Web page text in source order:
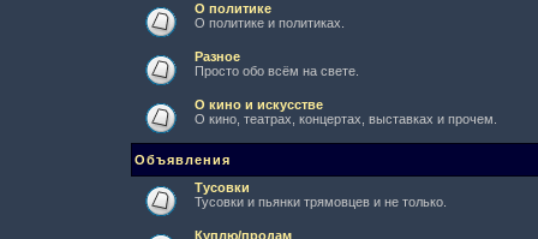
О политике
О политике и политиках.
Разное
Просто обо всём на свете.
О кино и искусстве
О кино, театрах, концертах, выставках и прочем.
Объявления
Тусовки
Тусовки и пьянки трямовцев и не только.
Куплю/продам